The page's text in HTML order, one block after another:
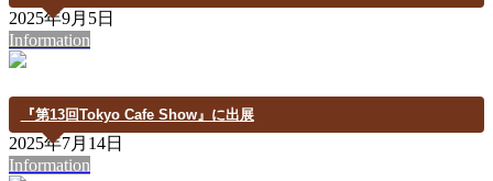
2025年9月5日
Information
『第13回Tokyo Cafe Show』に出展
2025年7月14日
Information